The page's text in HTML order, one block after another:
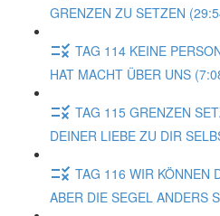
GRENZEN ZU SETZEN
TAG 114 KEINE
HAT MACHT ÜBER UNS
TAG 115 GRENZEN
DEINER LIEBE ZU DIR
TAG 116 WIR KÖNNEN
ABER DIE SEGEL ANDERS